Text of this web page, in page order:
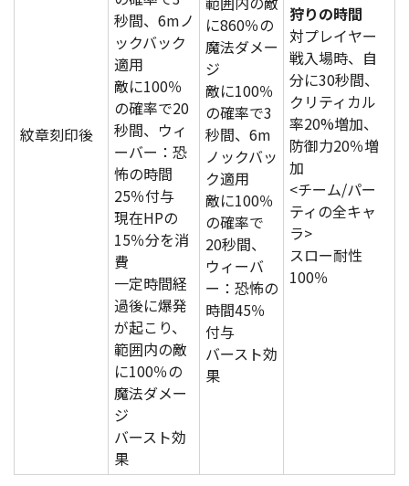
紋章刻印後
秒間、6mノ
ックバック
適用
敵に100％
の確率で20
秒間、ウィ
ーバー：恐
怖の時間
25％付与
現在HPの
15％分を消
費
一定時間経
過後に爆発
が起こり、
範囲内の敵
に100％の
魔法ダメー
ジ
バースト効
果
に860％の
魔法ダメー
ジ
敵に100％
の確率で3
秒間、6m
ノックバッ
ク適用
敵に100％
の確率で
20秒間、
ウィーバ
ー：恐怖の
時間45％
付与
バースト効
果
狩りの時間
対プレイヤー
戦入場時、自
分に30秒間、
クリティカル
率20%増加、
防御力20％増
加
<チーム/パー
ティの全キャ
ラ>
スロー耐性
100％